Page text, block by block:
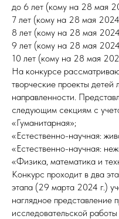
до 6 лет (кому на 28 мая
7 лет (кому на 28 мая
8 лет (кому на 28 мая
9 лет (кому на 28 мая
10 лет (кому на 28 мая
На конкурсе
творческие проекты детей
направленности.
следующим секциям с
«Гуманитарная»;
«Естественно-научная:
«Естественно-научная:
«Физика, математика и
Конкурс проходит в два
этапа (29 марта 2024 г.)
наглядное представление
исследовательской